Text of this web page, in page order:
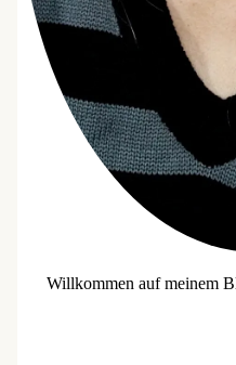
Willkommen auf meinem